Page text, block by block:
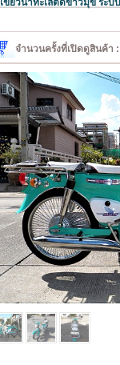
เขียวน้ำทะเลตัดขาวมุข ระบ
จำนวนครั้งที่เปิดดูสินค้า